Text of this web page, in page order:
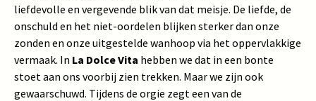
liefdevolle en vergevende blik van dat meisje. De liefde, de
onschuld en het niet-oordelen blijken sterker dan onze
zonden en onze uitgestelde wanhoop via het oppervlakkige
vermaak. In La Dolce Vita hebben we dat in een bonte
stoet aan ons voorbij zien trekken. Maar we zijn ook
gewaarschuwd. Tijdens de orgie zegt een van de